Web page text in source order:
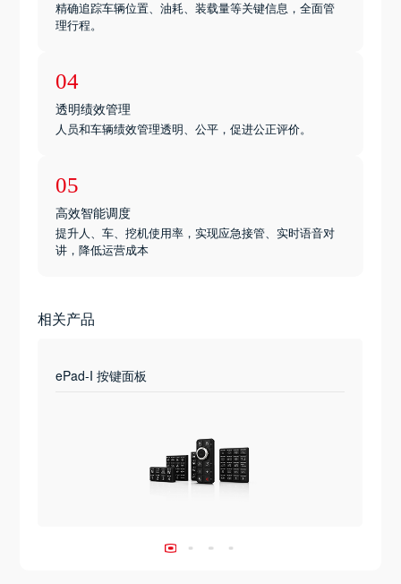
精确追踪车辆位置、油耗、装载量等关键信息，全面管
理行程。
04
透明绩效管理
人员和车辆绩效管理透明、公平，促进公正评价。
05
高效智能调度
提升人、车、挖机使用率，实现应急接管、实时语音对
讲，降低运营成本
相关产品
ePad-I 按键面板